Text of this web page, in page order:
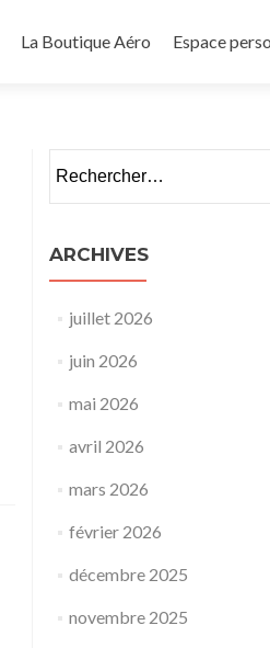
La Boutique Aéro Espace
ARCHIVES
juillet 2026
juin 2026
mai 2026
avril 2026
mars 2026
février 2026
décembre 2025
novembre 2025